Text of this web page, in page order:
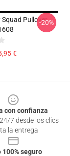
Squad Pullover
€
-20%
con confianza
7 desde los clics
la entrega
100% seguro